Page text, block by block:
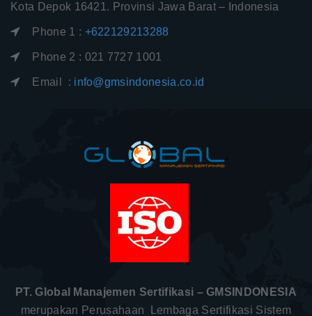
Kota Depok 16421. Provinsi Jawa Barat – Indonesia
Phone 1 : +622129213288
Phone 2 : 021 7727 1001
Email : info@gmsindonesia.co.id
PT. Global Manajemen Sertifikasi – GMSINDONESIA
merupakan Perusahaan Lembaga Sertifikasi Sistem